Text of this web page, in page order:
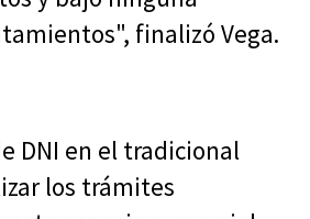
finalizó Vega.
DNI en el tradicional
los trámites